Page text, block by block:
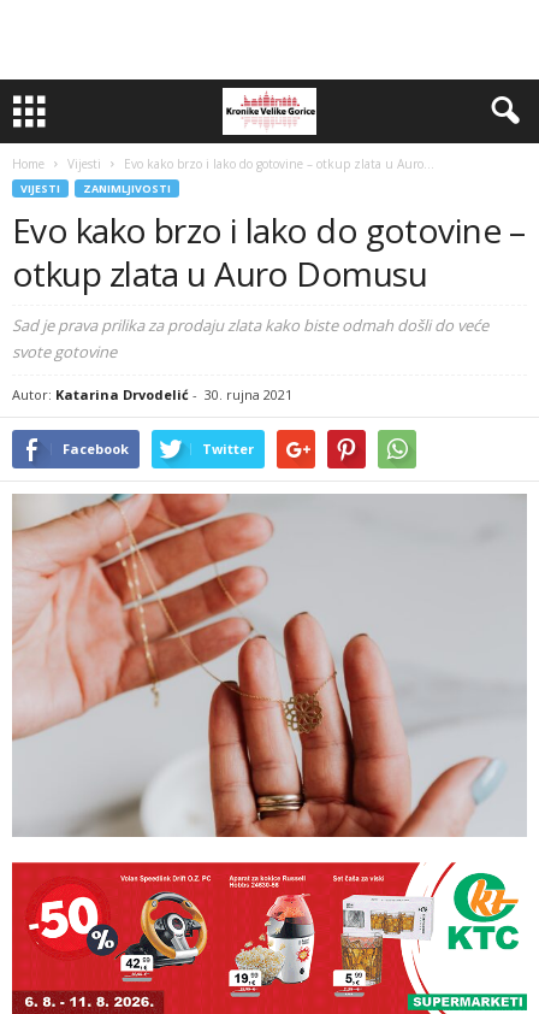
Home Vijesti Evo kako brzo i lako do gotovine – otkup zlata u Auro...
VIJESTI ZANIMLJIVOSTI
Evo kako brzo i lako do gotovine –
otkup zlata u Auro Domusu
Sad je prava prilika za prodaju zlata kako biste odmah došli do veće
svote gotovine
Autor: Katarina Drvodelić - 30. rujna 2021
Facebook Twitter